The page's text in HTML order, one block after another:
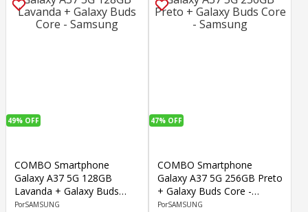
49% OFF
COMBO Smartphone
Galaxy A37 5G 128GB
Lavanda + Galaxy Buds
Core - Samsung
SAMSUNG
47% OFF
COMBO Smartphone
Galaxy A37 5G 256GB Preto
+ Galaxy Buds Core -
Samsung
SAMSUNG